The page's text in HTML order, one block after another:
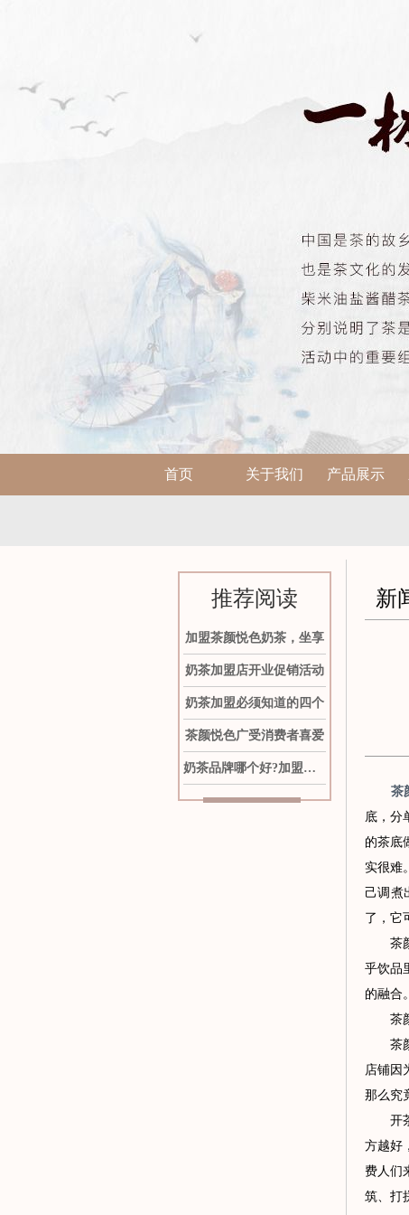
首页 关于我们 产品展示
推荐阅读
加盟茶颜悦色奶茶，坐享
奶茶加盟店开业促销活动
奶茶加盟必须知道的四个
茶颜悦色广受消费者喜爱
奶茶品牌哪个好?加盟茶颜
新
茶
底，分
的茶底
实很难
己调煮
了，它
茶颜
乎饮品
的融合
茶颜
茶颜
店铺因
那么究
开茶
方越好
费人们
筑、打